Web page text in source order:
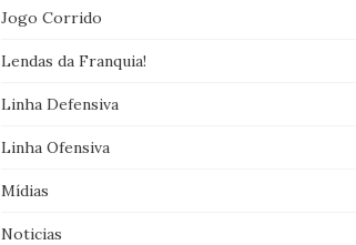
Jogo Corrido
Lendas da Franquia!
Linha Defensiva
Linha Ofensiva
Mídias
Noticias